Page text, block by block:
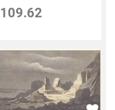
109.62